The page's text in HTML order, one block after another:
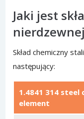
Jaki jest
Skład chemiczny
następujący:
1.4841 314 steel
element